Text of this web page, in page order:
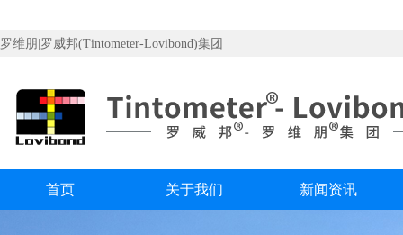
罗维朋|罗威邦(Tintometer-Lovibond)集团
首页 关于我们 新闻资讯